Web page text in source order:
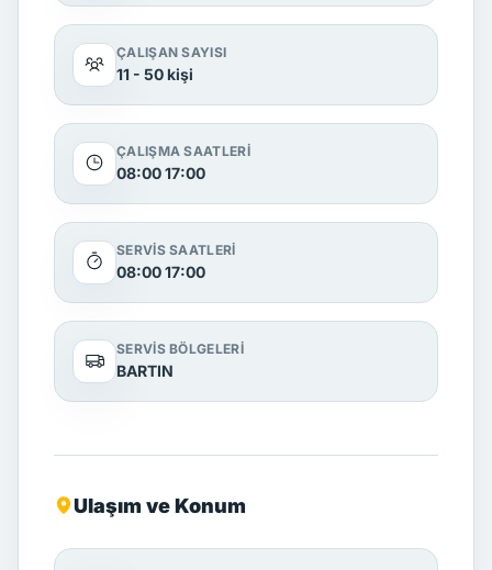
ÇALIŞAN SAYISI
11 - 50 kişi
ÇALIŞMA SAATLERI
08:00 17:00
SERVIS SAATLERI
08:00 17:00
SERVIS BÖLGELERI
BARTIN
Ulaşım ve Konum